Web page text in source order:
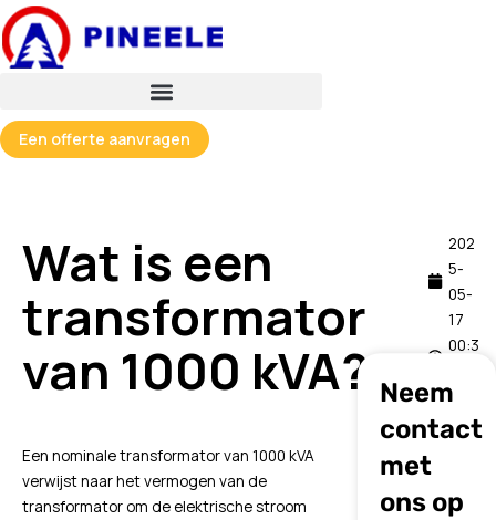
Spring
naar
de
Een offerte aanvragen
Wat is een
transformator
van 1000 kVA?
202
5-
05-
17
00:3
Een nominale transformator van 1000 kVA
verwijst naar het vermogen van de
transformator om de elektrische stroom
Neem
contact
met
ons op